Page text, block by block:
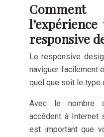
responsive
Le responsive
naviguer facilement
quel que soit le type
Avec le nombre
accèdent à Internet
est important que